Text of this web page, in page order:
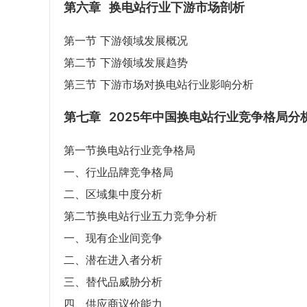
第六章 换电站行业下游市场剖析
第一节 下游领域发展概况
第二节 下游领域发展趋势
第三节 下游市场对换电站行业影响分析
第七章 2025年中国换电站行业竞争格局分
第一节换电站行业竞争格局
一、行业品牌竞争格局
二、区域集中度分析
第二节换电站行业五力竞争分析
一、现有企业间竞争
二、潜在进入者分析
三、替代品威胁分析
四、供应商议价能力